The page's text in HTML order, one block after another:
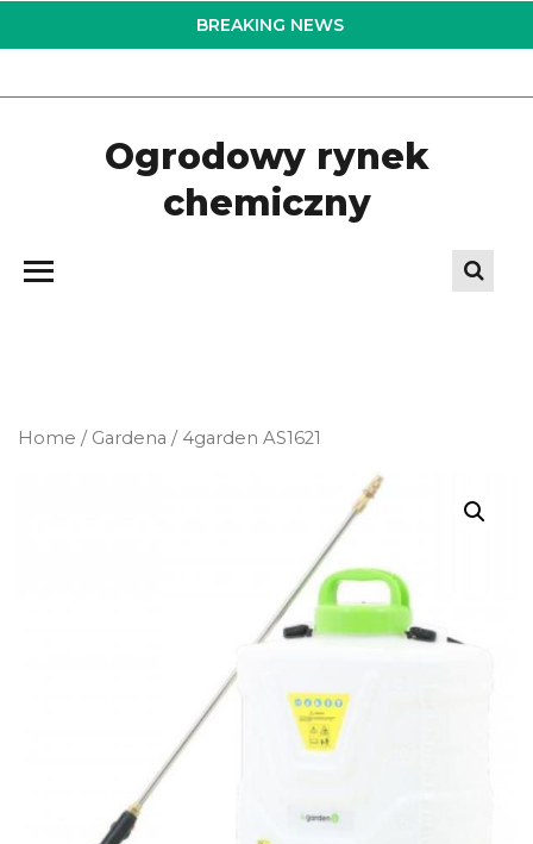
to
BREAKING NEWS
Ogrodowy rynek
chemiczny
Home / Gardena / 4garden AS1621